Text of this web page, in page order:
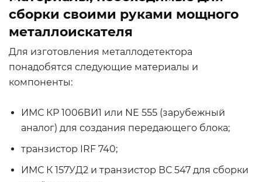
сборки своими руками мощного
металлоискателя
Для изготовления металлодетектора
понадобятся следующие материалы и
компоненты:
ИМС КР 1006ВИ1 или NE 555 (зарубежный
аналог) для создания передающего блока;
транзистор IRF 740;
ИМС К 157УД2 и транзистор ВС 547 для сборки